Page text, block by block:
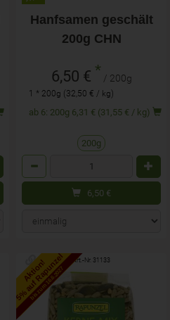
Hanfsamen geschält
200g CHN
6,50 € * / 200g
1 * 200g (32,50 € / kg)
ab 6: 200g 6,31 € (31,55 € / kg)
200g
6,50 €
Aktion!
5% auf Rapunzel
bis zum 16.6.2027
Art.-Nr. 31133